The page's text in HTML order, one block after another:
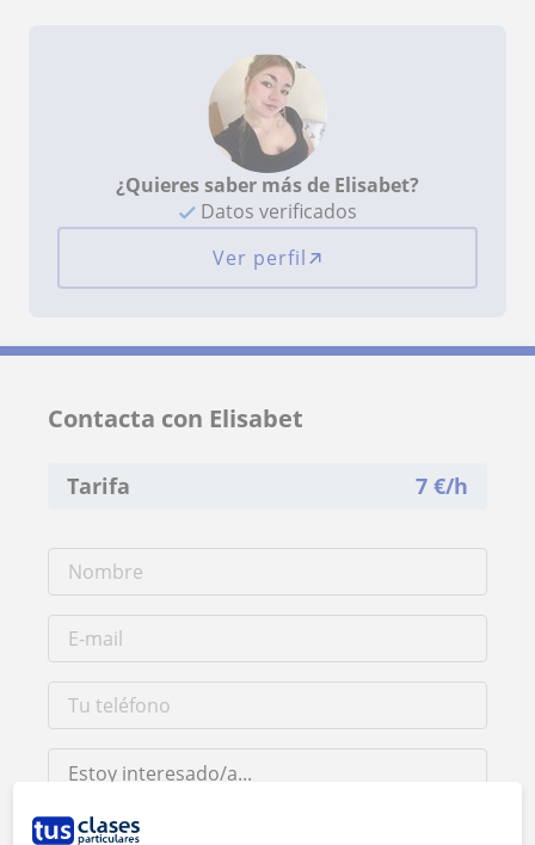
¿Quieres saber más de Elisabet?
Datos verificados
Ver perfil
Contacta con Elisabet
Tarifa 7 €/h